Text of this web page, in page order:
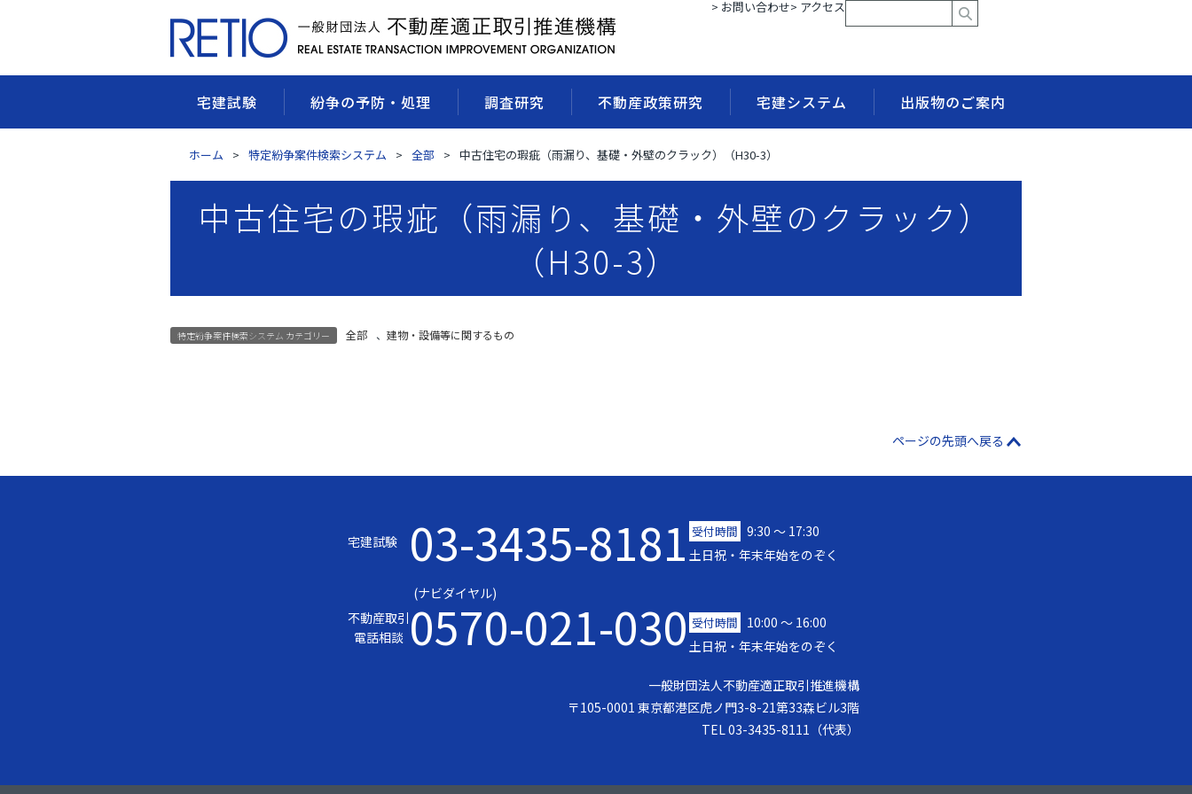
> お問い合わせ> アクセス
宅建試験 紛争の予防・処理 調査研究 不動産政策研究 宅建システム 出版物のご案内
ホーム 特定紛争案件検索システム 全部 中古住宅の瑕疵（雨漏り、基礎・外壁のクラック）（H30-3）
中古住宅の瑕疵（雨漏り、基礎・外壁のクラック）
（H30-3）
特定紛争案件検索システム カテゴリー 全部 、 建物・設備等に関するもの
ページの先頭へ戻る
宅建試験 03-3435-8181 受付時間 9:30 〜 17:30
土日祝・年末年始をのぞく
不動産取引
電話相談
(ナビダイヤル)
0570-021-030 受付時間
10:00 ～ 16:00
土日祝・年末年始をのぞく
一般財団法人不動産適正取引推進機構
〒105-0001 東京都港区虎ノ門3-8-21第33森ビル3階
TEL 03-3435-8111（代表）